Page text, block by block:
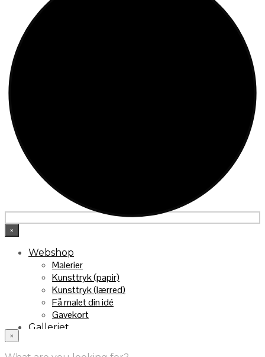
×
Webshop
Malerier
Kunsttryk (papir)
Kunsttryk (lærred)
Få malet din idé
Gavekort
Galleriet
Handelsebetingelser
×